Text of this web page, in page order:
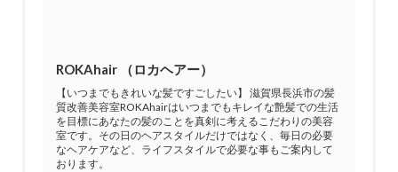
ROKAhair （ロカヘアー）
【いつまでもきれいな髪ですごしたい】 滋賀県長浜市の髪
質改善美容室ROKAhairはいつまでもキレイな艶髪での生活
を目標にあなたの髪のことを真剣に考えるこだわりの美容
室です。その日のヘアスタイルだけではなく、毎日の必要
なヘアケアなど、ライフスタイルで必要な事もご案内して
おります。